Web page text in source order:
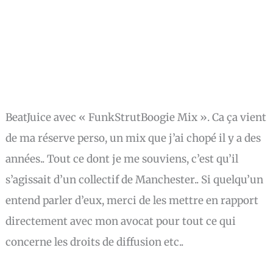
BeatJuice avec « FunkStrutBoogie Mix ». Ca ça vient
de ma réserve perso, un mix que j’ai chopé il y a des
années.. Tout ce dont je me souviens, c’est qu’il
s’agissait d’un collectif de Manchester.. Si quelqu’un
entend parler d’eux, merci de les mettre en rapport
directement avec mon avocat pour tout ce qui
concerne les droits de diffusion etc..